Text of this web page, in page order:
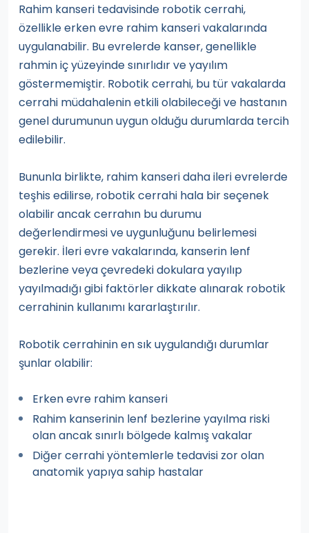
Rahim kanseri tedavisinde robotik cerrahi,
özellikle erken evre rahim kanseri vakalarında
uygulanabilir. Bu evrelerde kanser, genellikle
rahmin iç yüzeyinde sınırlıdır ve yayılım
göstermemiştir. Robotik cerrahi, bu tür vakalarda
cerrahi müdahalenin etkili olabileceği ve hastanın
genel durumunun uygun olduğu durumlarda tercih
edilebilir.
Bununla birlikte, rahim kanseri daha ileri evrelerde
teşhis edilirse, robotik cerrahi hala bir seçenek
olabilir ancak cerrahın bu durumu
değerlendirmesi ve uygunluğunu belirlemesi
gerekir. İleri evre vakalarında, kanserin lenf
bezlerine veya çevredeki dokulara yayılıp
yayılmadığı gibi faktörler dikkate alınarak robotik
cerrahinin kullanımı kararlaştırılır.
Robotik cerrahinin en sık uygulandığı durumlar
şunlar olabilir:
Erken evre rahim kanseri
Rahim kanserinin lenf bezlerine yayılma riski
olan ancak sınırlı bölgede kalmış vakalar
Diğer cerrahi yöntemlerle tedavisi zor olan
anatomik yapıya sahip hastalar